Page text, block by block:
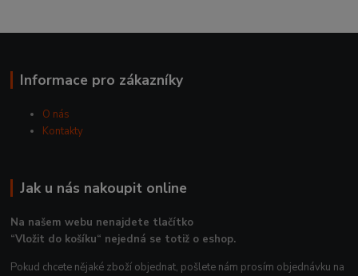
Informace pro zákazníky
O nás
Kontakty
Jak u nás nakoupit online
Na našem webu nenajdete tlačítko
“Vložit do košíku“ nejedná se totiž o eshop.
Pokud chcete nějaké zboží objednat, pošlete nám prosím objednávku na